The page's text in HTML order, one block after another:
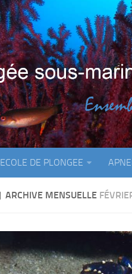
ECOLE DE PLONGEE
ARCHIVE MENSUELLE